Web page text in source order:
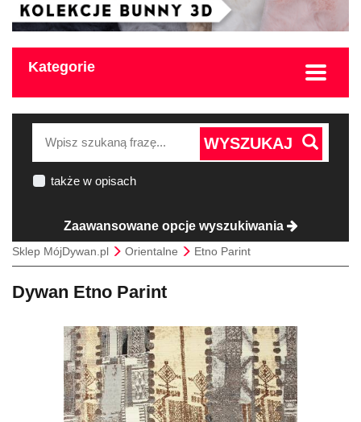
Kategorie
WYSZUKAJ
także w opisach
Zaawansowane opcje wyszukiwania
Sklep MójDywan.pl Orientalne Etno Parint
Dywan Etno Parint